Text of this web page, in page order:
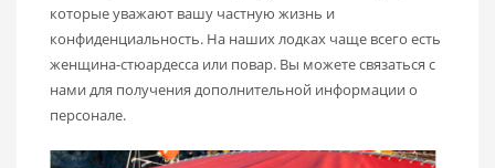
которые уважают вашу частную жизнь и
конфиденциальность. На наших лодках чаще всего есть
женщина-стюардесса или повар. Вы можете связаться с
нами для получения дополнительной информации о
персонале.